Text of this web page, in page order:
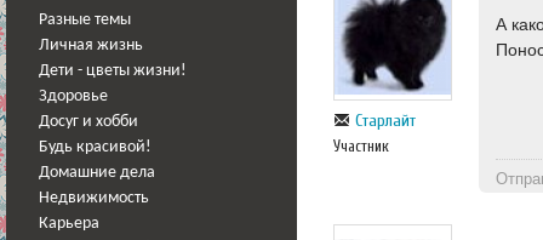
Разные темы
Личная жизнь
Дети - цветы жизни!
Здоровье
Досуг и хобби
Будь красивой!
Домашние дела
Недвижимость
Карьера
Старлайт
Участник
А